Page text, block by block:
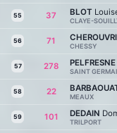
55 37 BLOT
CLAYE-
56 71
CHESSY
57 278 PELFRESNE
SAINT
58 22
MEAUX
59 101 DEDAIN
TRILPORT